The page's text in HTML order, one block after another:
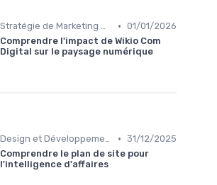
Stratégie de Marketing Digital • 01/01/2026
Comprendre l'impact de Wikio Com
Digital sur le paysage numérique
Design et Développement Web • 31/12/2025
Comprendre le plan de site pour
l'intelligence d'affaires